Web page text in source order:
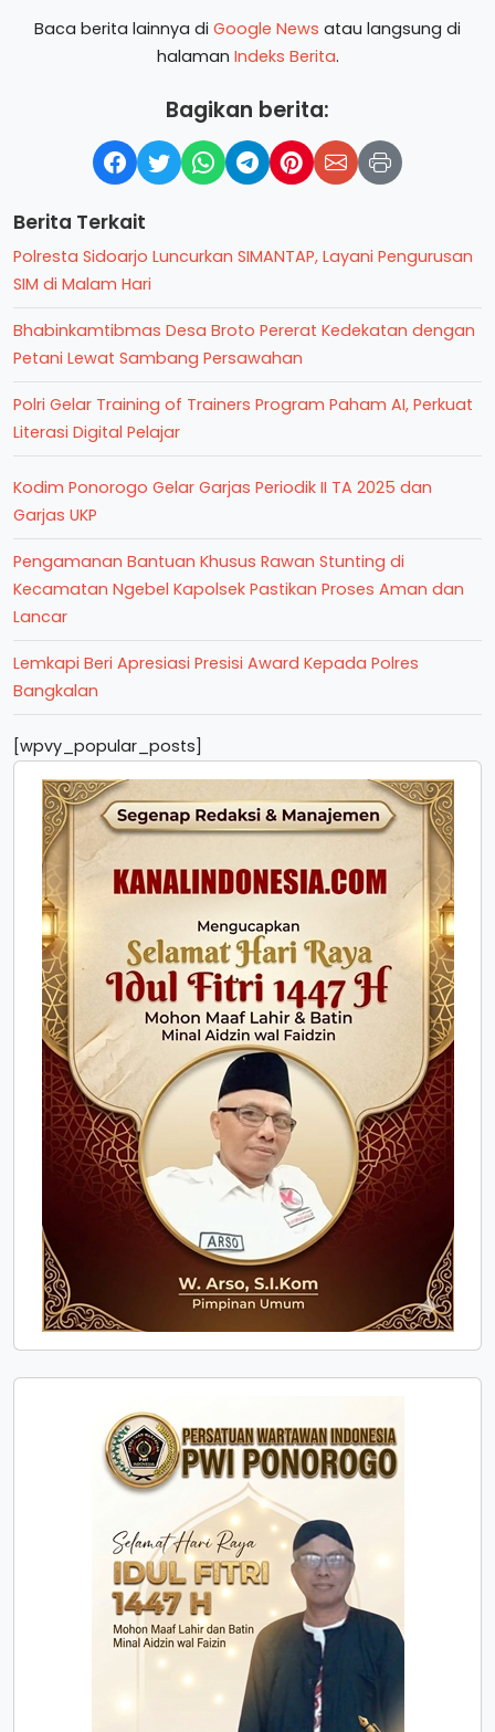
Baca berita lainnya di Google News atau langsung di
halaman Indeks Berita.
Bagikan berita:
Berita Terkait
Polresta Sidoarjo Luncurkan SIMANTAP, Layani Pengurusan
SIM di Malam Hari
Bhabinkamtibmas Desa Broto Pererat Kedekatan dengan
Petani Lewat Sambang Persawahan
Polri Gelar Training of Trainers Program Paham AI, Perkuat
Literasi Digital Pelajar
Kodim Ponorogo Gelar Garjas Periodik II TA 2025 dan
Garjas UKP
Pengamanan Bantuan Khusus Rawan Stunting di
Kecamatan Ngebel Kapolsek Pastikan Proses Aman dan
Lancar
Lemkapi Beri Apresiasi Presisi Award Kepada Polres
Bangkalan
[wpvy_popular_posts]